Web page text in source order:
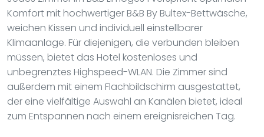
Komfort mit hochwertiger B&B By Bultex-Bettwäsche,
weichen Kissen und individuell einstellbarer
Klimaanlage. Für diejenigen, die verbunden bleiben
müssen, bietet das Hotel kostenloses und
unbegrenztes Highspeed-WLAN. Die Zimmer sind
außerdem mit einem Flachbildschirm ausgestattet,
der eine vielfältige Auswahl an Kanälen bietet, ideal
zum Entspannen nach einem ereignisreichen Tag.